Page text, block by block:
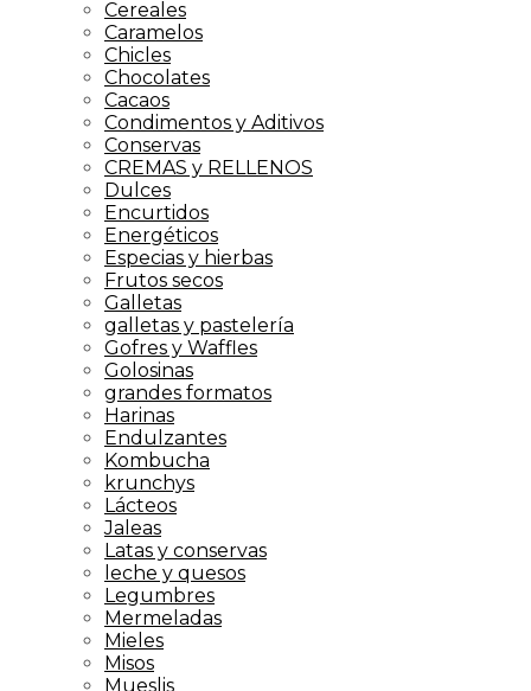
Cereales
Caramelos
Chicles
Chocolates
Cacaos
Condimentos y Aditivos
Conservas
CREMAS y RELLENOS
Dulces
Encurtidos
Energéticos
Especias y hierbas
Frutos secos
Galletas
galletas y pastelería
Gofres y Waffles
Golosinas
grandes formatos
Harinas
Endulzantes
Kombucha
krunchys
Lácteos
Jaleas
Latas y conservas
leche y quesos
Legumbres
Mermeladas
Mieles
Misos
Mueslis